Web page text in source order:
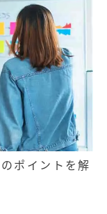
ポイントを解